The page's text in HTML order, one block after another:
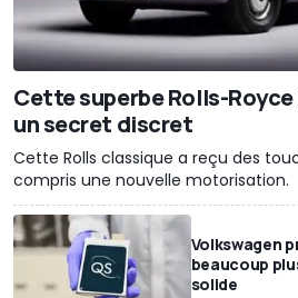
Cette superbe Rolls-
un secret discret
Cette Rolls classique a reçu des
compris une nouvelle motorisation.
Volkswagen
beaucoup
solide